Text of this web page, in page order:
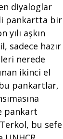
diyaloglar
pankartta bir
aşkın
sadece hazır
nerede
ikinci el
pankartlar,
pankart
bu